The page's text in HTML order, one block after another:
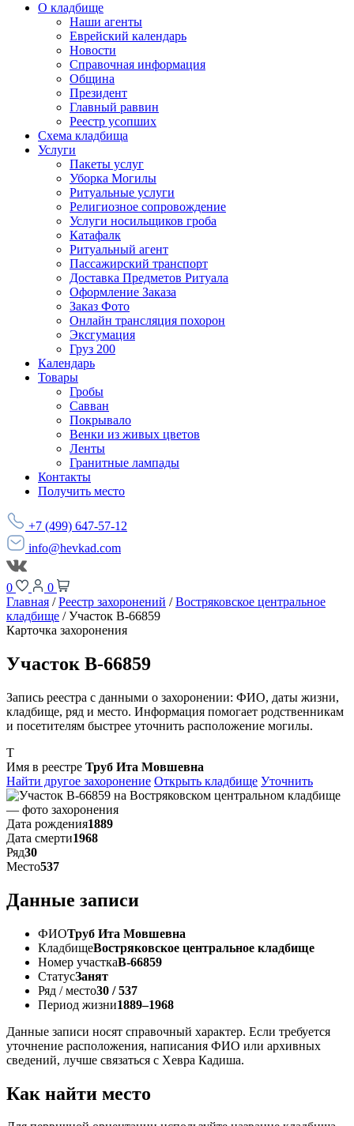
О кладбище
Наши агенты
Еврейский календарь
Новости
Справочная информация
Община
Президент
Главный раввин
Реестр усопших
Схема кладбища
Услуги
Пакеты услуг
Уборка Могилы
Ритуальные услуги
Религиозное сопровождение
Услуги носильщиков гроба
Катафалк
Ритуальный агент
Пассажирский транспорт
Доставка Предметов Ритуала
Оформление Заказа
Заказ Фото
Онлайн трансляция похорон
Эксгумация
Груз 200
Календарь
Товары
Гробы
Савван
Покрывало
Венки из живых цветов
Ленты
Гранитные лампады
Контакты
Получить место
+7 (499) 647-57-12
info@hevkad.com
0
0
Главная / Реестр захоронений / Востряковское центральное
кладбище / Участок В-66859
Карточка захоронения
Участок В-66859
Запись реестра с данными о захоронении: ФИО, даты жизни,
кладбище, ряд и место. Информация помогает родственникам
и посетителям быстрее уточнить расположение могилы.
Т
Имя в реестре Труб Ита Мовшевна
Найти другое захоронение Открыть кладбище Уточнить
Дата рождения1889
Дата смерти1968
Ряд30
Место537
Данные записи
ФИОТруб Ита Мовшевна
КладбищеВостряковское центральное кладбище
Номер участкаВ-66859
СтатусЗанят
Ряд / место30 / 537
Период жизни1889–1968
Данные записи носят справочный характер. Если требуется
уточнение расположения, написания ФИО или архивных
сведений, лучше связаться с Хевра Кадиша.
Как найти место